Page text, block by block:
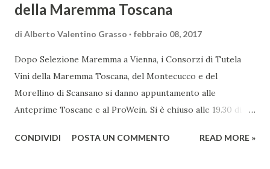
della Maremma Toscana
di Alberto Valentino Grasso febbraio 08, 2017
Dopo Selezione Maremma a Vienna, i Consorzi di Tutela
Vini della Maremma Toscana, del Montecucco e del
Morellino di Scansano si danno appuntamento alle
Anteprime Toscane e al ProWein. Si è chiuso alle 19.30 di
presso l’Hotel Regina di Vienna dalla società Wein & Kultur,
CONDIVIDI POSTA UN COMMENTO READ MORE »